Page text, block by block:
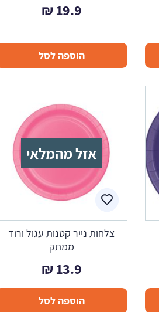
19.9
₪
הוספה לסל
אזל מהמלאי
צלחות נייר קטנות עגול ורוד
ממתק
13.9
₪
הוספה לסל